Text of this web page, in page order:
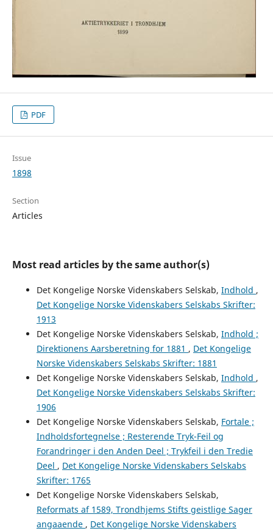
PDF
Issue
1898
Section
Articles
Most read articles by the same author(s)
Det Kongelige Norske Videnskabers Selskab, Indhold ,
Det Kongelige Norske Videnskabers Selskabs Skrifter:
1913
Det Kongelige Norske Videnskabers Selskab, Indhold ;
Direktionens Aarsberetning for 1881 , Det Kongelige
Norske Videnskabers Selskabs Skrifter: 1881
Det Kongelige Norske Videnskabers Selskab, Indhold ,
Det Kongelige Norske Videnskabers Selskabs Skrifter:
1906
Det Kongelige Norske Videnskabers Selskab, Fortale ;
Indholdsfortegnelse ; Resterende Tryk-Feil og
Forandringer i den Anden Deel ; Trykfeil i den Tredie
Deel , Det Kongelige Norske Videnskabers Selskabs
Skrifter: 1765
Det Kongelige Norske Videnskabers Selskab,
Reformats af 1589, Trondhjems Stifts geistlige Sager
angaaende , Det Kongelige Norske Videnskabers